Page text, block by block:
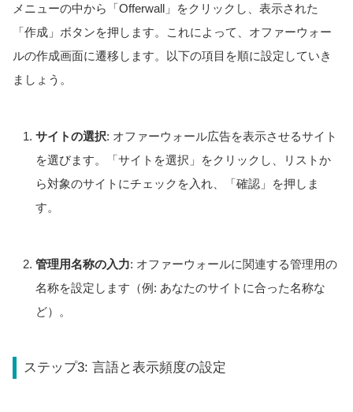
メニューの中から「Offerwall」をクリックし、表示された
「作成」ボタンを押します。これによって、オファーウォー
ルの作成画面に遷移します。以下の項目を順に設定していき
ましょう。
サイトの選択: オファーウォール広告を表示させるサイト
を選びます。「サイトを選択」をクリックし、リストか
ら対象のサイトにチェックを入れ、「確認」を押しま
す。
管理用名称の入力: オファーウォールに関連する管理用の
名称を設定します（例: あなたのサイトに合った名称な
ど）。
ステップ3: 言語と表示頻度の設定